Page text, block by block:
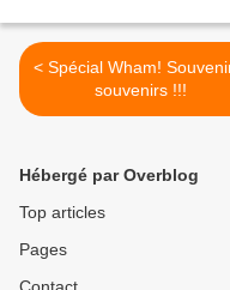
< Spécial Wham! Souvenirs,
souvenirs !!!
Hébergé par Overblog
Top articles
Pages